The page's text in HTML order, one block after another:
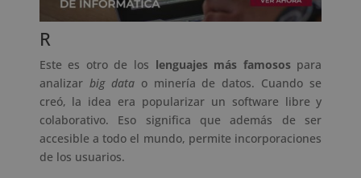
R
Este es otro de los lenguajes más famosospara
analizar big datao minería de datos. Cuando se
creó, la idea era popularizar un software libre y
colaborativo. Eso significa que además de ser
accesible a todo el mundo, permite incorporaciones
de los usuarios.